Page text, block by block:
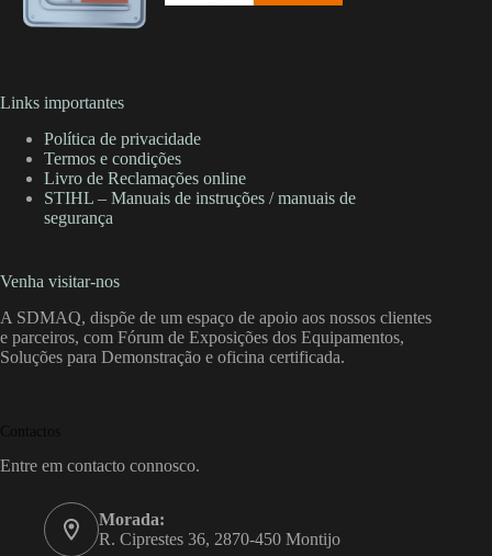
Links importantes
Política de privacidade
Termos e condições
Livro de Reclamações online
STIHL – Manuais de instruções / manuais de
segurança
Venha visitar-nos
A SDMAQ, dispõe de um espaço de apoio aos nossos clientes
e parceiros, com Fórum de Exposições dos Equipamentos,
Soluções para Demonstração e oficina certificada.
Contactos
Entre em contacto connosco.
Morada:
R. Ciprestes 36, 2870-450 Montijo